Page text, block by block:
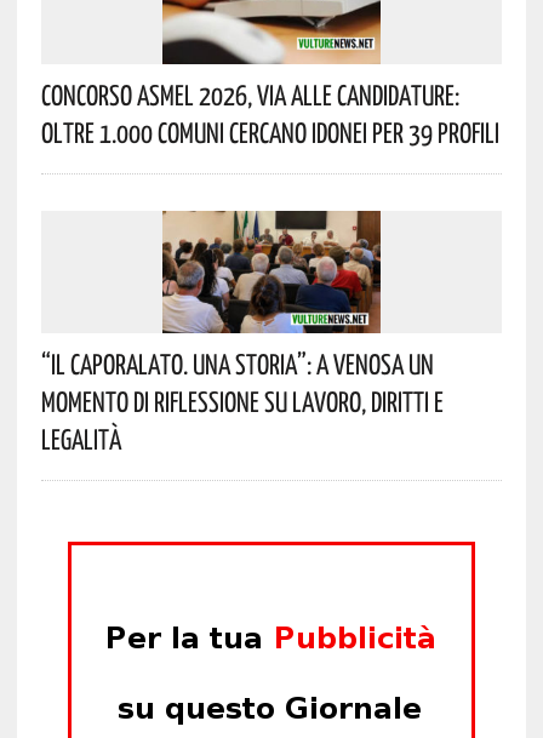
Concorso Asmel 2026, Via Alle Candidature:
Oltre 1.000 Comuni Cercano Idonei Per 39 Profili
“Il Caporalato. Una Storia”: A Venosa Un
Momento Di Riflessione Su Lavoro, Diritti E
Legalità